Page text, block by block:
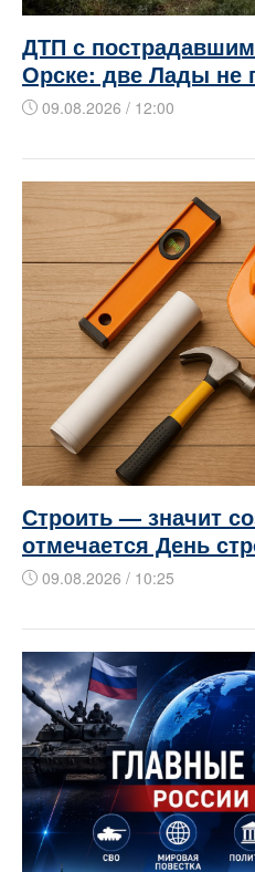
ДТП с
Орске: две Лады не
09.08.2026 / 12:00
Строить — значит
отмечается День
09.08.2026 / 10:25